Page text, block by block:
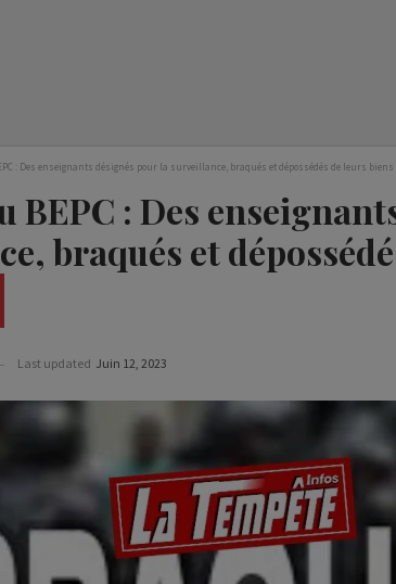
: Des enseignants désignés pour la surveillance, braqués et dépossédés de leurs biens
BEPC : Des
braqués et
Last updated Juin 12, 2023